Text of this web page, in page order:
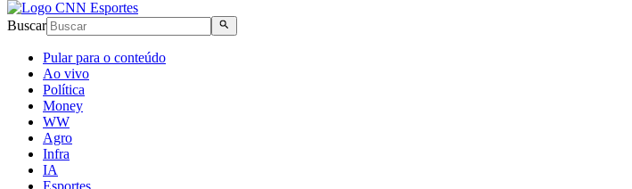
Buscar
Pular para o conteúdo
Ao vivo
Política
Money
WW
Agro
Infra
IA
Esportes